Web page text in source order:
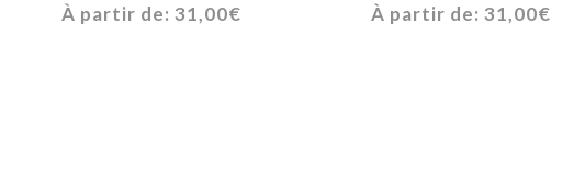
À partir de:31,00€ À partir de: 31,00€